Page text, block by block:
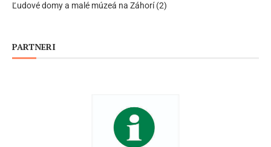
Ľudové domy a malé múzeá na Záhorí (2)
PARTNERI